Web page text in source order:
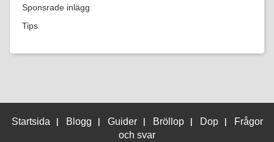
Sponsrade inlägg
Tips
Startsida | Blogg | Guider | Bröllop | Dop |
Frågor
och svar